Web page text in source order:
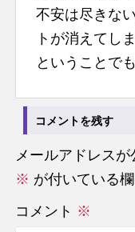
不安は尽きな
トが消えてし
ということで
コメントを残す
メールアドレスが
※ が付いている
コメント ※